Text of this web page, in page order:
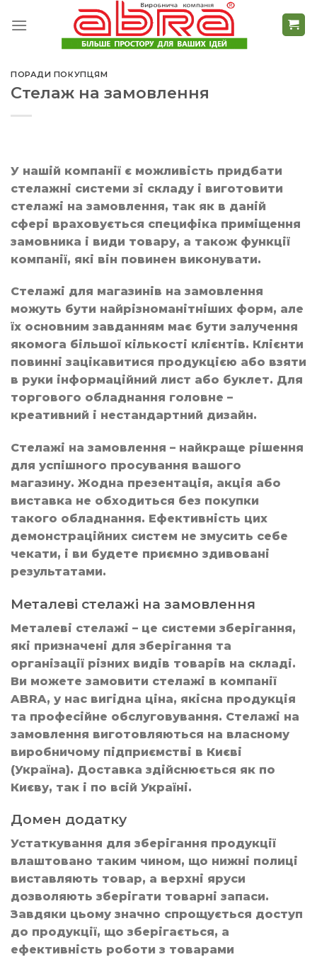
to
ПОРАДИ ПОКУПЦЯМ
Стелаж на замовлення
У нашій компанії є можливість придбати
стелажні системи зі складу і виготовити
стелажі на замовлення, так як в даній
сфері враховується специфіка приміщення
замовника і види товару, а також функції
компанії, які він повинен виконувати.
Стелажі для магазинів на замовлення
можуть бути найрізноманітніших форм, але
їх основним завданням має бути залучення
якомога більшої кількості клієнтів. Клієнти
повинні зацікавитися продукцією або взяти
в руки інформаційний лист або буклет. Для
торгового обладнання головне –
креативний і нестандартний дизайн.
Стелажі на замовлення – найкраще рішення
для успішного просування вашого
магазину. Жодна презентація, акція або
виставка не обходиться без покупки
такого обладнання. Ефективність цих
демонстраційних систем не змусить себе
чекати, і ви будете приємно здивовані
результатами.
Металеві стелажі на замовлення
Металеві стелажі – це системи зберігання,
які призначені для зберігання та
організації різних видів товарів на складі.
Ви можете замовити стелажі в компанії
ABRA, у нас вигідна ціна, якісна продукція
та професійне обслуговування. Стелажі на
замовлення виготовляються на власному
виробничому підприємстві в Києві
(Україна). Доставка здійснюється як по
Києву, так і по всій Україні.
Домен додатку
Устаткування для зберігання продукції
влаштовано таким чином, що нижні полиці
виставляють товар, а верхні яруси
дозволяють зберігати товарні запаси.
Завдяки цьому значно спрощується доступ
до продукції, що зберігається, а
ефективність роботи з товарами